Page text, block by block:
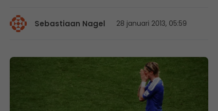
Sebastiaan Nagel 28 januari 2013, 05:59